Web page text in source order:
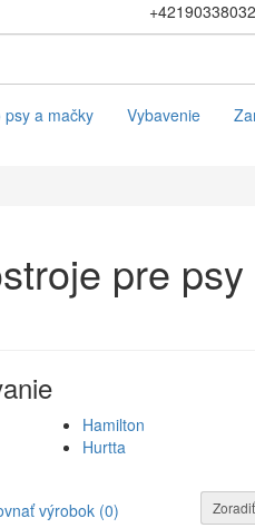
psy a mačky Vybavenie
pre psy
Hamilton
Hurtta
výrobok (0)